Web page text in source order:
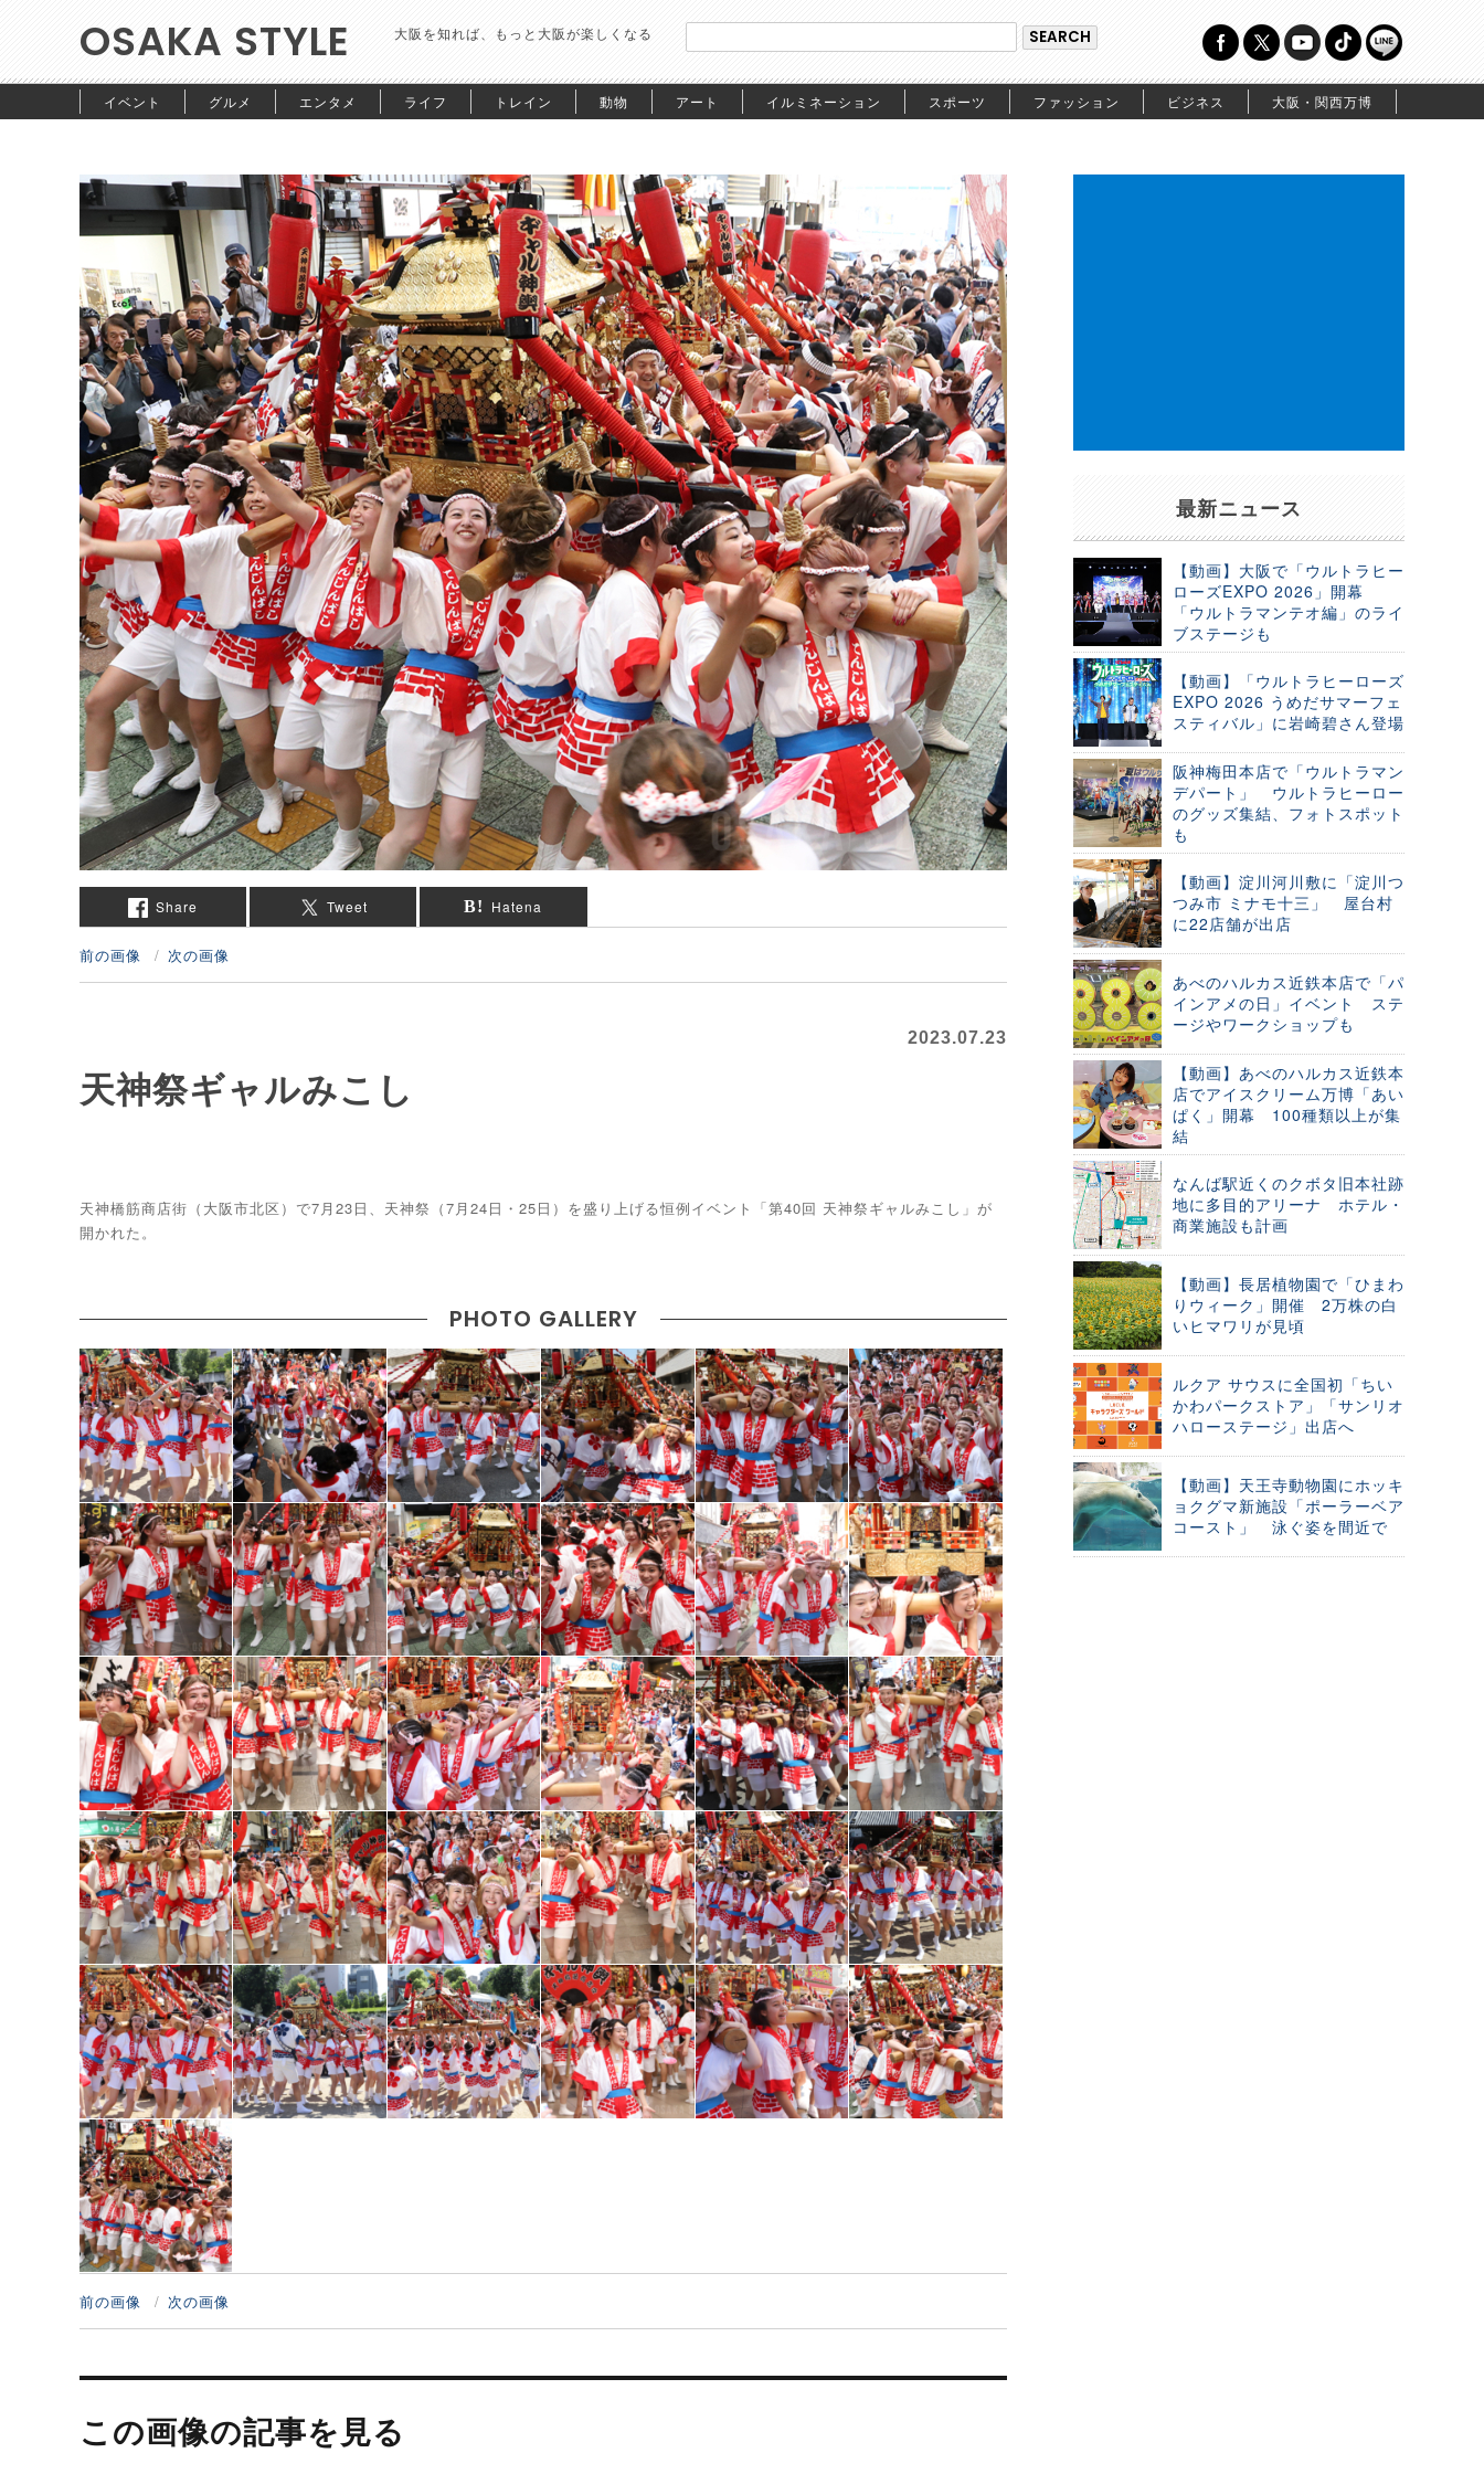
OSAKA STYLE 大阪を知れば、もっと大阪が楽しくなる
イベント グルメ エンタメ ライフ トレイン 動物 アート イルミネーション スポーツ ファッション ビジネス 大阪・関西万博
Share Tweet Hatena
前の画像 次の画像
2023.07.23
天神祭ギャルみこし
天神橋筋商店街（大阪市北区）で7月23日、天神祭（7月24日・25日）を盛り上げる恒例イベント「第40回 天神祭ギャルみこし」が
開かれた。
PHOTO GALLERY
前の画像 次の画像
投
ナ
ビ
この画像の記事を見る
最新ニュース
【動画】大阪で「ウルトラヒー
ローズEXPO 2026」開幕
「ウルトラマンテオ編」のライ
ブステージも
【動画】「ウルトラヒーローズ
EXPO 2026 うめだサマーフェ
スティバル」に岩崎碧さん登場
阪神梅田本店で「ウルトラマン
デパート」 ウルトラヒーロー
のグッズ集結、フォトスポット
も
【動画】淀川河川敷に「淀川つ
つみ市 ミナモ十三」 屋台村
に22店舗が出店
あべのハルカス近鉄本店で「パ
インアメの日」イベント ステ
ージやワークショップも
【動画】あべのハルカス近鉄本
店でアイスクリーム万博「あい
ぱく」開幕 100種類以上が集
結
なんば駅近くのクボタ旧本社跡
地に多目的アリーナ ホテル・
商業施設も計画
【動画】長居植物園で「ひまわ
りウィーク」開催 2万株の白
いヒマワリが見頃
ルクア サウスに全国初「ちい
かわパークストア」「サンリオ
ハローステージ」出店へ
【動画】天王寺動物園にホッキ
ョクグマ新施設「ポーラーベア
コースト」 泳ぐ姿を間近で